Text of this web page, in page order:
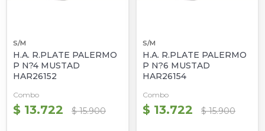
S/M
H.A. R.PLATE PALERMO
P N?4 MUSTAD
HAR26152
Combo
$ 13.722 $ 15.900
S/M
H.A. R.PLATE PALERMO
P N?6 MUSTAD
HAR26154
Combo
$ 13.722 $ 15.900